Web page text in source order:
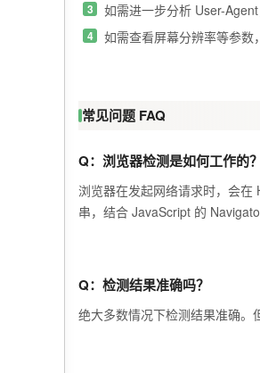
如需进一步分析 User-
如需查看屏幕分辨率等参数
常见问题 FAQ
Q：浏览器检测是如何工作的？
浏览器在发起网络请求时，会
串，结合 JavaScript 的
Q：检测结果准确吗？
绝大多数情况下检测结果准确。